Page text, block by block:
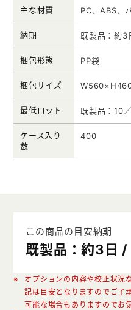
主な材質 PC、ABS、
納期 既製品：約3
梱包形態 PP袋
梱包サイズ
最低ロット 既製品：10
ケース入り
数
400
この商品の目安納期
既製品：約3日 /
オプションの内容や校正状況
記は目安となりますのでご了
可能な場合もありますのでお